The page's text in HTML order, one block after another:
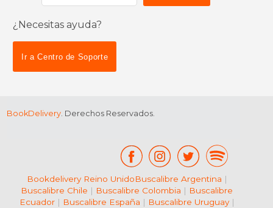
¿Necesitas ayuda?
Ir a Centro de Soporte
BookDelivery. Derechos Reservados.
Bookdelivery Reino UnidoBuscalibre Argentina |
Buscalibre Chile | Buscalibre Colombia | Buscalibre
Ecuador| Buscalibre España | Buscalibre Uruguay|